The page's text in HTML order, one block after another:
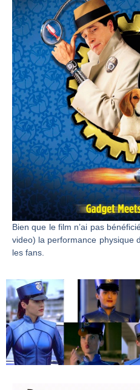
Bien que le film n’ai pas
video) la performance physique
les fans.